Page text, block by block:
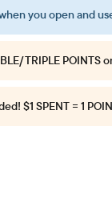
you open and
TRIPLE POINTS
$1 SPENT = 1